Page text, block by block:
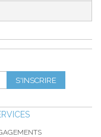
S'INSCRIRE